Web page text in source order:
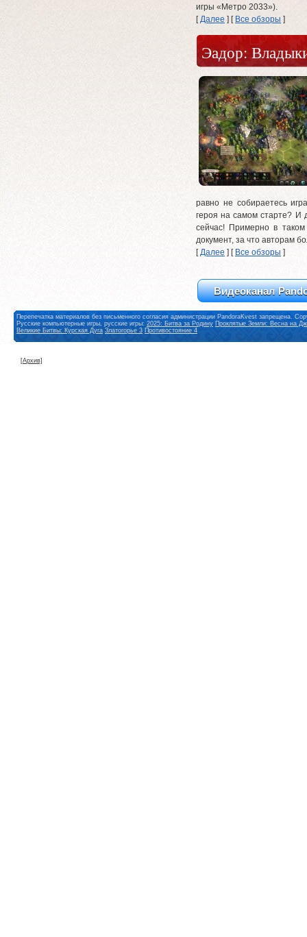
игры «Метро 2033»).
[Далее ] [ Все обзоры ]
Эадор:
равно не собираетесь
героя на самом старте? И
сейчас! Примерно в
документ, за что авторам
[Далее ] [ Все обзоры ]
Видеоканал
Перепечатка материалов без письменного согласия администрации PandoraKvest запрещена.
Русские компьютерные игры, русские игры: 2025: Битва за Родину Проклятые Земли: Весна на
Великие Битвы: Курская Дуга Златогорье 3 Противостояние 4
[Архив]